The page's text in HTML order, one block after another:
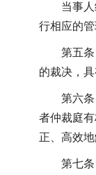
当事
行相应的管
第五
的裁决，具
第六
者仲裁庭
正、高效
第七